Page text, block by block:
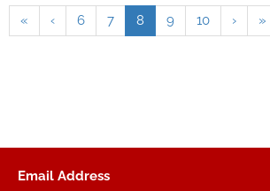
« ‹ 6 7 8 9 10 › »
Email Address